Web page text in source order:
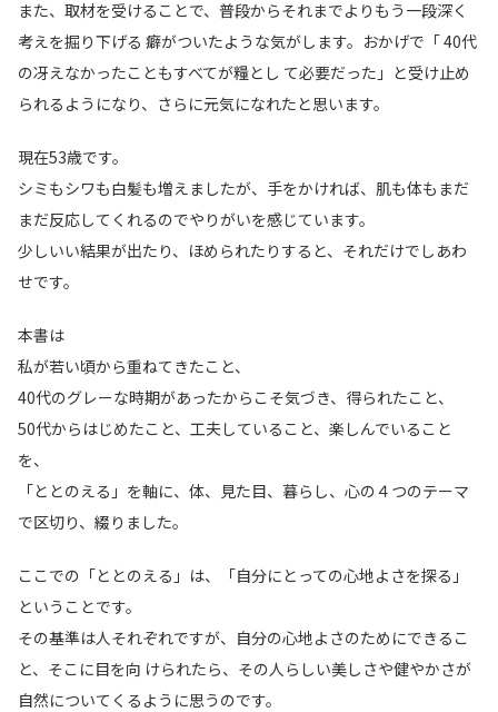
また、取材を受けることで、普段からそれまでよりもう一段深く
考えを掘り下げる 癖がついたような気がします。おかげで「 40代
の冴えなかったこともすべてが糧とし て必要だった」と受け止め
られるようになり、さらに元気になれたと思います。
現在53歳です。
シミもシワも白髪も増えましたが、手をかければ、肌も体もまだ
まだ反応してくれるのでやりがいを感じています。
少しいい結果が出たり、ほめられたりすると、それだけでしあわ
せです。
本書は
私が若い頃から重ねてきたこと、
40代のグレーな時期があったからこそ気づき、得られたこと、
50代からはじめたこと、工夫していること、楽しんでいること
を、
「ととのえる」を軸に、体、見た目、暮らし、心の４つのテーマ
で区切り、綴りました。
ここでの「ととのえる」は、「自分にとっての心地よさを探る」
ということです。
その基準は人それぞれですが、自分の心地よさのためにできるこ
と、そこに目を向 けられたら、その人らしい美しさや健やかさが
自然についてくるように思うのです。